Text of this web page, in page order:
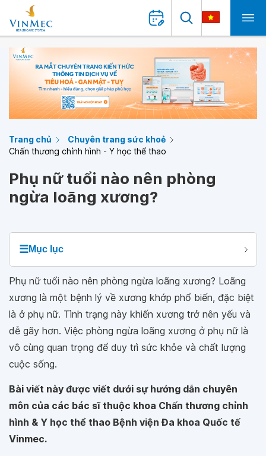
Trang chủ
Chuyên trang sức khoẻ
Chấn thương chỉnh hình - Y học thể thao
Phụ nữ tuổi nào nên phòng
ngừa loãng xương?
☰Mục lục
Phụ nữ tuổi nào nên phòng ngừa loãng xương? Loãng
xương là một bệnh lý về xương khớp phổ biến, đặc biệt
là ở phụ nữ. Tình trạng này khiến xương trở nên yếu và
dễ gãy hơn. Việc phòng ngừa loãng xương ở phụ nữ là
vô cùng quan trọng để duy trì sức khỏe và chất lượng
cuộc sống.
Bài viết này được viết dưới sự hướng dẫn chuyên
môn của các bác sĩ thuộc khoa Chấn thương chỉnh
hình & Y học thể thao Bệnh viện Đa khoa Quốc tế
Vinmec.